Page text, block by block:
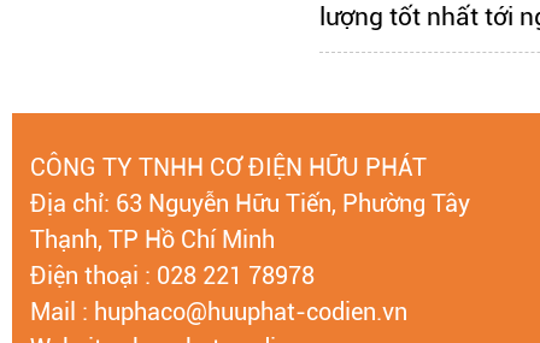
lượng tốt nhất tới
CÔNG TY TNHH CƠ ĐIỆN HỮU PHÁT
Địa chỉ: 63 Nguyễn Hữu Tiến, Phường Tây
Thạnh, TP Hồ Chí Minh
Điện thoại : 028 221 78978
Mail : huphaco@huuphat-codien.vn